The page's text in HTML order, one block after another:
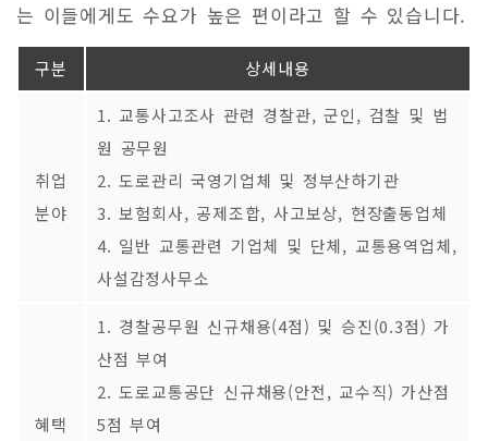
는 이들에게도 수요가 높은 편이라고 할 수 있습니다.
구분 상세내용
취업
분야
1. 교통사고조사 관련 경찰관, 군인, 검찰 및 법
원 공무원
2. 도로관리 국영기업체 및 정부산하기관
3. 보험회사, 공제조합, 사고보상, 현장출동업체
4. 일반 교통관련 기업체 및 단체, 교통용역업체,
사설감정사무소
혜택
1. 경찰공무원 신규채용(4점) 및 승진(0.3점) 가
산점 부여
2. 도로교통공단 신규채용(안전, 교수직) 가산점
5점 부여